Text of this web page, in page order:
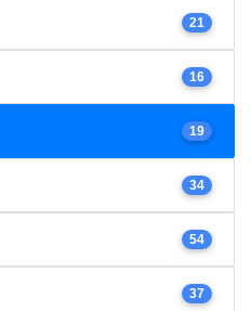
21
16
19
34
54
37